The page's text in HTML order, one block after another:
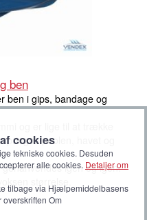
ben
ben i gips, bandage og
i poolen, havet og
igen og igen.
størrelse.
cookies
tekniske cookies. Desuden
alle cookies. Detaljer om
tilbage via Hjælpemiddelbasens
Om